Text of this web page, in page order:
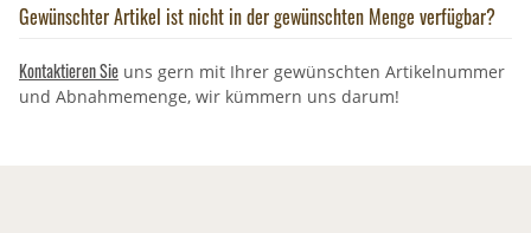
Gewünschter Artikel ist nicht in der gewünschten Menge verfügbar?
Kontaktieren Sie uns gern mit Ihrer gewünschten Artikelnummer
und Abnahmemenge, wir kümmern uns darum!